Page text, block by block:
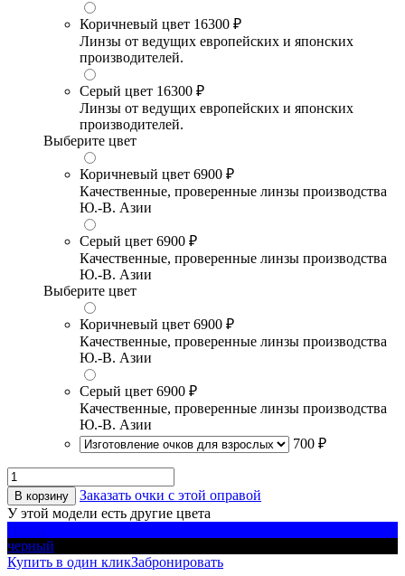
Коричневый цвет 16300 ₽
Линзы от ведущих европейских и японских
производителей.
Серый цвет 16300 ₽
Линзы от ведущих европейских и японских
производителей.
Выберите цвет
Коричневый цвет 6900 ₽
Качественные, проверенные линзы производства
Ю.-В. Азии
Серый цвет 6900 ₽
Качественные, проверенные линзы производства
Ю.-В. Азии
Выберите цвет
Коричневый цвет 6900 ₽
Качественные, проверенные линзы производства
Ю.-В. Азии
Серый цвет 6900 ₽
Качественные, проверенные линзы производства
Ю.-В. Азии
700 ₽
В корзину
Заказать очки с этой оправой
У этой модели есть другие цвета
черный
Купить в один кликЗабронировать